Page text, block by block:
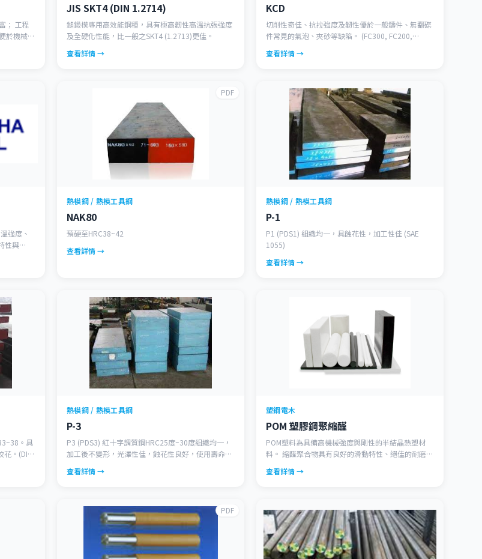
環境。
JIS SKT4 (DIN 1.2714)
鎚鍛模專用高效能鋼種，具有極高韌性高溫抗張強度
及全硬化性能，比一般之SKT4 (1.2713)更佳。
查看詳情 →
KCD
切削性奇佳、抗拉強度及韌性優於一般鑄件、無翻碟
件常見的氣泡、夾砂等缺陷。 (FC300, FC200,
查看詳情 →
強度、
PDF
熱模鋼 / 熱模工具鋼
NAK80
預硬至HRC38~42
查看詳情 →
熱模鋼 / 熱模工具鋼
P-1
P1 (PDS1) 組織均一，具蝕花性，加工性佳 (SAE
1055)
查看詳情 →
。具
花。(DIN
熱模鋼 / 熱模工具鋼
P-3
P3 (PDS3) 紅十字調質鋼HRC25度~30度組織均一，
加工後不變形，光澤性佳，蝕花性良好，使用壽命
查看詳情 →
塑鋼電木
POM 塑膠鋼聚縮醛
POM塑料為具備高機械強度與剛性的半結晶熱塑材
料。 縮醛聚合物具有良好的滑動特性、絕佳的耐磨損
疲乏強度以及絕佳的加工特性，使得POM聚合物成為
別在於所具備之特性。
查看詳情 →
PDF